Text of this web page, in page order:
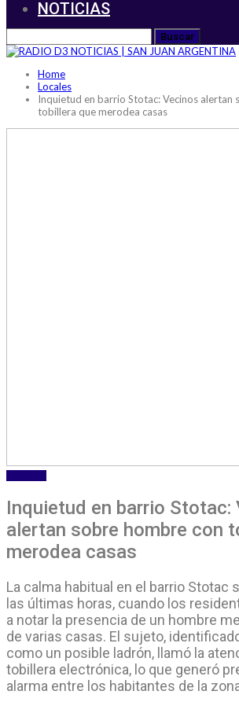
NOTICIAS
Home
Locales
Inquietud en barrio Stotac: Vecinos alertan
tobillera que merodea casas
Inquietud en barrio Stotac:
alertan sobre hombre con
merodea casas
La calma habitual en el barrio Stotac
las últimas horas, cuando los
a notar la presencia de un hombre
de varias casas. El sujeto,
como un posible ladrón, llamó la
tobillera electrónica, lo que generó
alarma entre los habitantes de la